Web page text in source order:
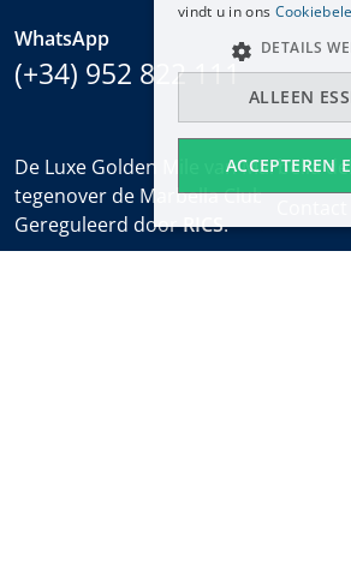
WhatsApp
(+34) 952 822 111
De Luxe Golden Mile van Marbella
tegenover de Marbella Club en bij het
Gereguleerd doorRICS.
vindt u in ons
ACCEPTEREN
ALLEEN
DETAILS